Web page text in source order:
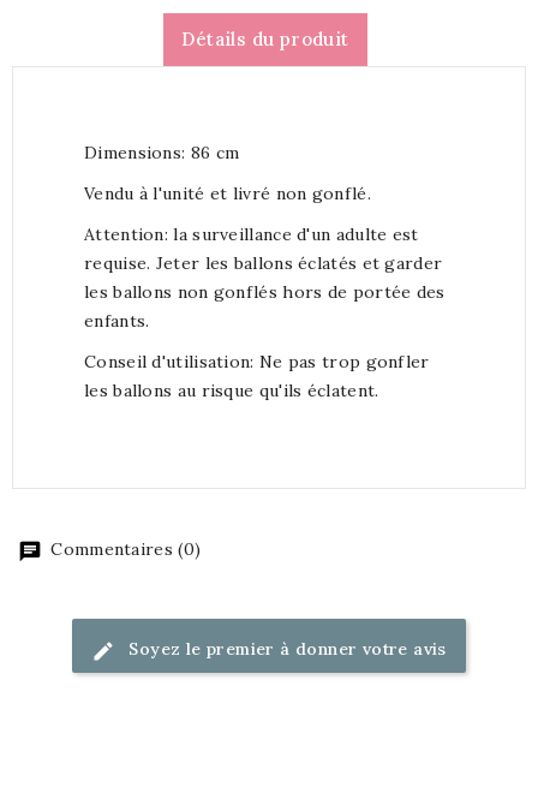
Détails du produit
Dimensions: 86 cm
Vendu à l'unité et livré non gonflé.
Attention: la surveillance d'un adulte est
requise. Jeter les ballons éclatés et garder
les ballons non gonflés hors de portée des
enfants.
Conseil d'utilisation: Ne pas trop gonfler
les ballons au risque qu'ils éclatent.
Commentaires (0)
Soyez le premier à donner votre avis